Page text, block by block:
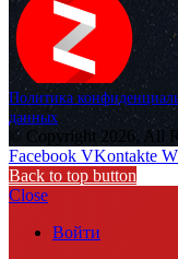
Политика
данных
© Copyright 2026, All
Facebook VKontakte
Back to top button
Close
Войти